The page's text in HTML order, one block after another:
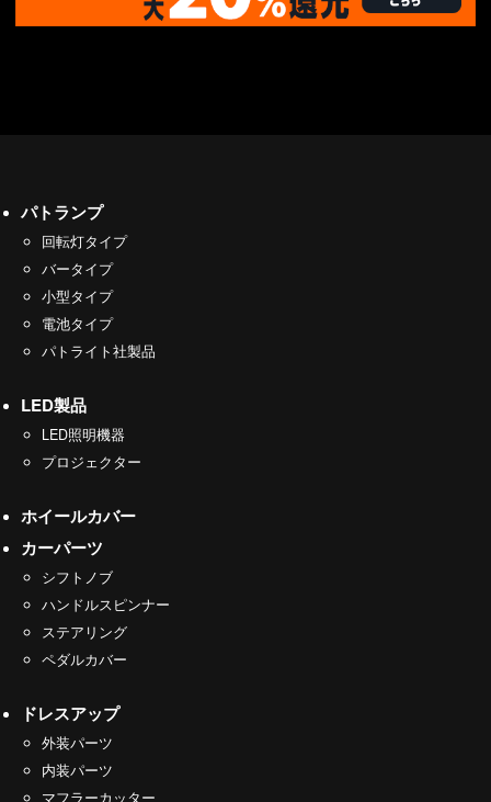
パトランプ
回転灯タイプ
バータイプ
小型タイプ
電池タイプ
パトライト社製品
LED製品
LED照明機器
プロジェクター
ホイールカバー
カーパーツ
シフトノブ
ハンドルスピンナー
ステアリング
ペダルカバー
ドレスアップ
外装パーツ
内装パーツ
マフラーカッター